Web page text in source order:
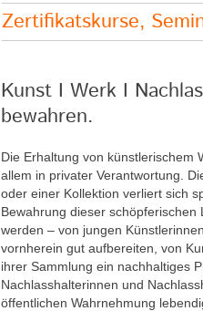
Zertifikatskurse,
Kunst I Werk I
bewahren.
Die Erhaltung von künstlerischem
allem in privater Verantwortung.
oder einer Kollektion verliert sich
Bewahrung dieser
werden – von jungen
vornherein gut aufbereiten, von
ihrer Sammlung ein nachhaltiges
Nachlasshalterinnen und
öffentlichen Wahrnehmung